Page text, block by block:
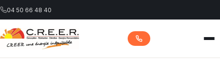
04 50 66 48 40